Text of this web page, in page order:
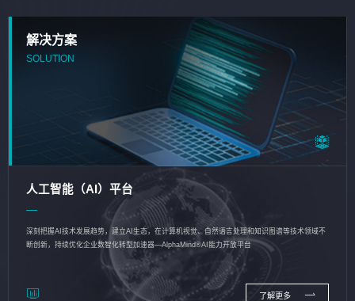
解决方案
SOLUTION
人工智能（AI）平台
深刻把握AI技术发展趋势，建立AI生态，在计算机视觉、自然语言处理和知识图谱等技术领域不
断创新，持续优化企业数智化转型加速器—AlphaMind®AI能力开放平台
了解更多